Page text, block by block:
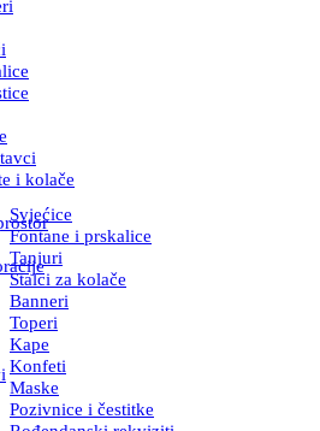
i kolače
Svjećice
Fontane i prskalice
Tanjuri
Stalci za kolače
Banneri
Toperi
Kape
Konfeti
Maske
Pozivnice i čestitke